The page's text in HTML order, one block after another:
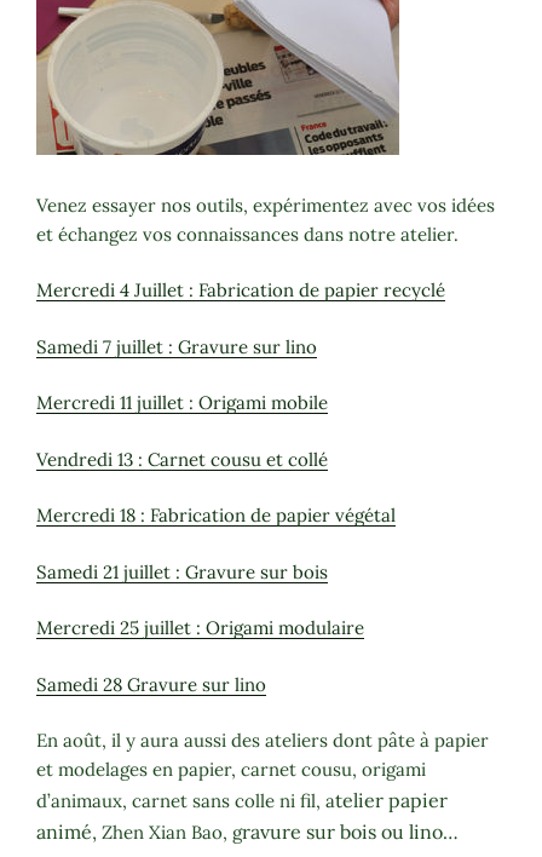
Venez essayer nos outils, expérimentez avec vos idées
et échangez vos connaissances dans notre atelier.
Mercredi 4 Juillet : Fabrication de papier recyclé
Samedi 7 juillet : Gravure sur lino
Mercredi 11 juillet : Origami mobile
Vendredi 13 : Carnet cousu et collé
Mercredi 18 : Fabrication de papier végétal
Samedi 21 juillet : Gravure sur bois
Mercredi 25 juillet : Origami modulaire
Samedi 28 Gravure sur lino
En août, il y aura aussi des ateliers dont pâte à papier
et modelages en papier, carnet cousu, origami
d’animaux, carnet sans colle ni fil, atelier papier
animé, Zhen Xian Bao, gravure sur bois ou lino…